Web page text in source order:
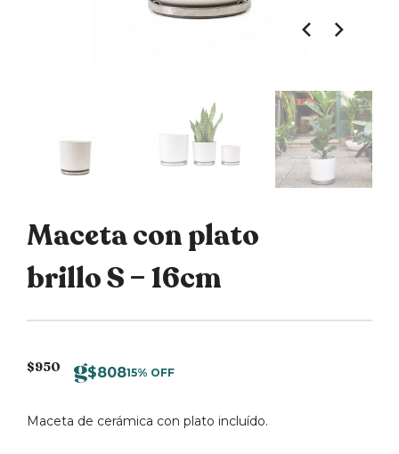
Maceta con plato
brillo S – 16cm
$950 $80815% OFF
Maceta de cerámica con plato incluído.